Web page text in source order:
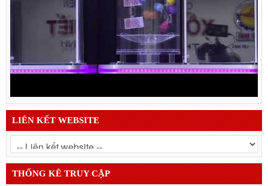
LIÊN KẾT WEBSITE
THỐNG KÊ TRUY CẬP